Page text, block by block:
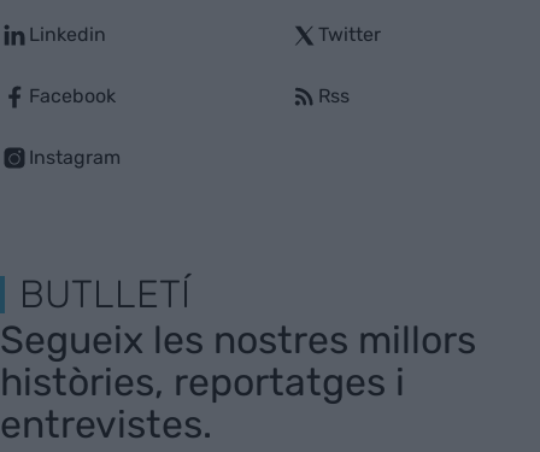
Linkedin
Facebook
Instagram
Twitter
Rss
BUTLLETÍ
Segueix les nostres millors
històries, reportatges i
entrevistes.